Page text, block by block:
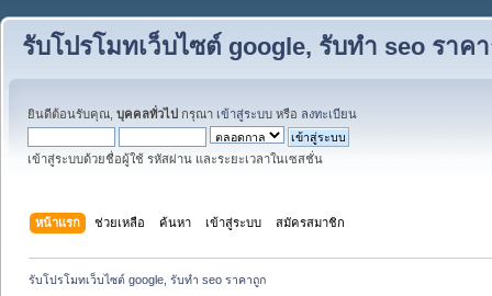
รับโปรโมทเว็บไซต์ google, รับทำ seo ราค
ยินดีต้อนรับคุณ, บุคคลทั่วไป กรุณา เข้าสู่ระบบ หรือ ลงทะเบียน
เข้าสู่ระบบด้วยชื่อผู้ใช้ รหัสผ่าน และระยะเวลาในเซสชั่น
หน้าแรก ช่วยเหลือ ค้นหา เข้าสู่ระบบ สมัครสมาชิก
รับโปรโมทเว็บไซต์ google, รับทำ seo ราคาถูก